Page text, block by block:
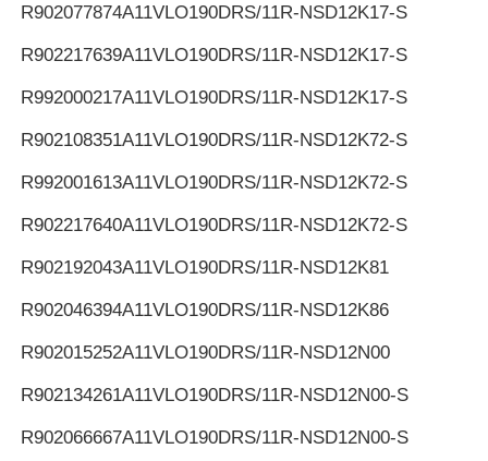
R902077874A11VLO190DRS/11R-NSD12K17-S
R902217639A11VLO190DRS/11R-NSD12K17-S
R992000217A11VLO190DRS/11R-NSD12K17-S
R902108351A11VLO190DRS/11R-NSD12K72-S
R992001613A11VLO190DRS/11R-NSD12K72-S
R902217640A11VLO190DRS/11R-NSD12K72-S
R902192043A11VLO190DRS/11R-NSD12K81
R902046394A11VLO190DRS/11R-NSD12K86
R902015252A11VLO190DRS/11R-NSD12N00
R902134261A11VLO190DRS/11R-NSD12N00-S
R902066667A11VLO190DRS/11R-NSD12N00-S